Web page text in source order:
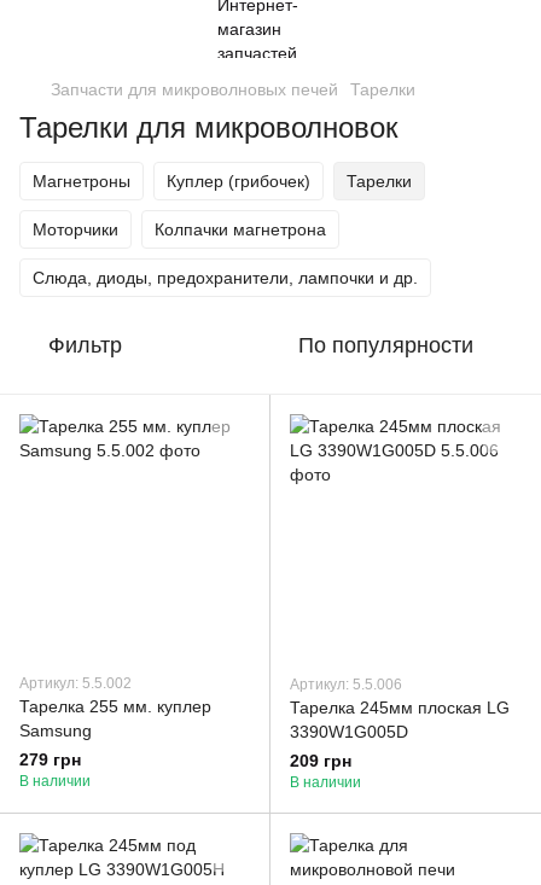
Запчасти для микроволновых печей Тарелки
Тарелки для микроволновок
Магнетроны Куплер (грибочек) Тарелки
Моторчики Колпачки магнетрона
Слюда, диоды, предохранители, лампочки и др.
Фильтр По популярности
Артикул: 5.5.002
Тарелка 255 мм. куплер
Samsung
279 грн
В наличии
Артикул: 5.5.006
Тарелка 245мм плоская LG
3390W1G005D
209 грн
В наличии